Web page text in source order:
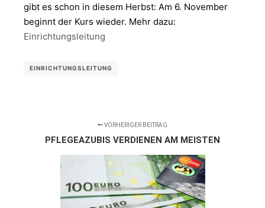
gibt es schon in diesem Herbst: Am 6. November
beginnt der Kurs wieder. Mehr dazu:
Einrichtungsleitung
EINRICHTUNGSLEITUNG
VORHERIGER BEITRAG
PFLEGEAZUBIS VERDIENEN AM MEISTEN